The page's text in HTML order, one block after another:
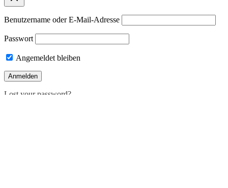
Benutzername oder E-Mail-Adresse
Passwort
Angemeldet bleiben
Lost your password?